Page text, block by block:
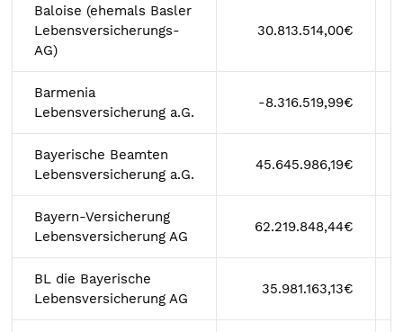
Baloise (ehemals Basler
Lebensversicherungs-
AG)
30.813.514,00€
Barmenia
Lebensversicherung a.G.
-8.316.519,99€
Bayerische Beamten
Lebensversicherung a.G.
45.645.986,19€
Bayern-Versicherung
Lebensversicherung AG
62.219.848,44€
BL die Bayerische
Lebensversicherung AG
35.981.163,13€